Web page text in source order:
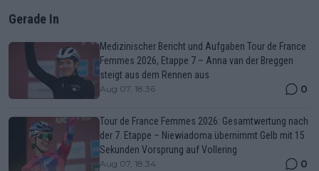
Gerade In
Medizinischer Bericht und Aufgaben Tour de France
Femmes 2026, Etappe 7 – Anna van der Breggen
steigt aus dem Rennen aus
Aug 07, 18:36 0
Tour de France Femmes 2026: Gesamtwertung nach
der 7. Etappe – Niewiadoma übernimmt Gelb mit 15
Sekunden Vorsprung auf Vollering
Aug 07, 18:34 0